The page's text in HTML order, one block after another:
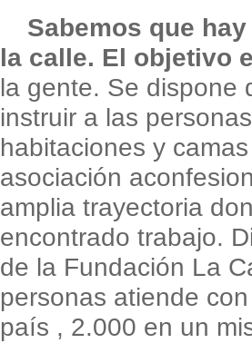
Sabemos que
la calle. El objetivo
la gente. Se dispone
instruir a las
habitaciones y
asociación
amplia trayectoria
encontrado trabajo.
de la Fundación La
personas atiende
país , 2.000 en un